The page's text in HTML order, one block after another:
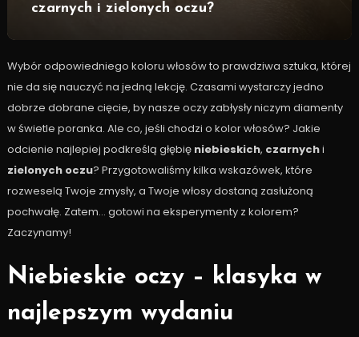
czarnych i zielonych oczu?
Wybór odpowiedniego koloru włosów to prawdziwa sztuka, której
nie da się nauczyć na jedną lekcję. Czasami wystarczy jedno
dobrze dobrane cięcie, by nasze oczy zabłysły niczym diamenty
w świetle poranka. Ale co, jeśli chodzi o kolor włosów? Jakie
odcienie najlepiej podkreślą głębię niebieskich, czarnychi
zielonych oczu? Przygotowaliśmy kilka wskazówek, które
rozweselą Twoje zmysły, a Twoje włosy dostaną zasłużoną
pochwałę. Zatem… gotowi na eksperymenty z kolorem?
Zaczynamy!
Niebieskie oczy – klasyka w
najlepszym wydaniu